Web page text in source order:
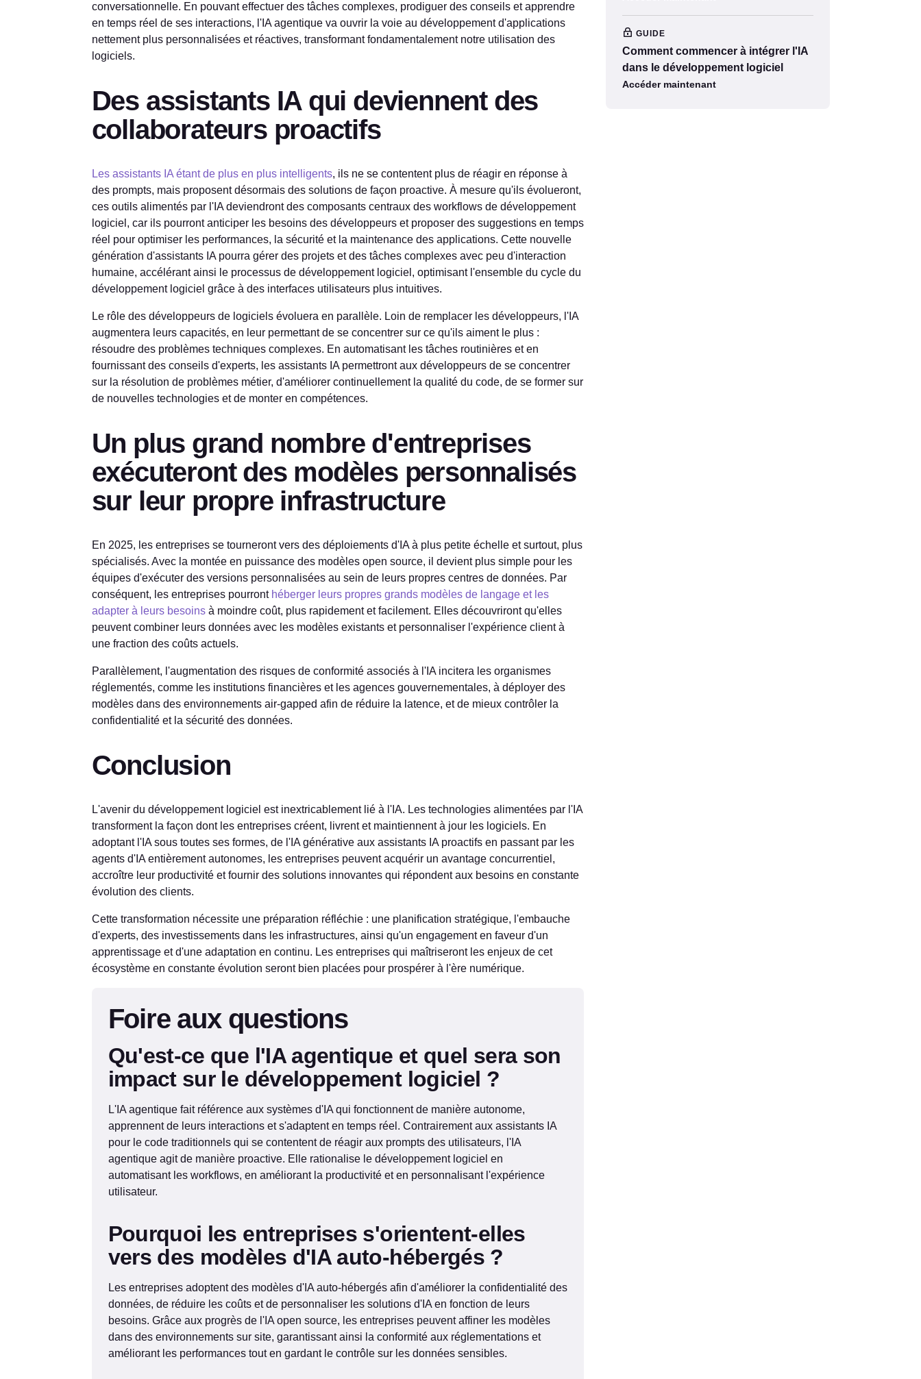
conversationnelle. En pouvant effectuer des tâches complexes, prodiguer des conseils et apprendre
en temps réel de ses interactions, l'IA agentique va ouvrir la voie au développement d'applications
nettement plus personnalisées et réactives, transformant fondamentalement notre utilisation des
logiciels.
Des assistants IA qui deviennent des
collaborateurs proactifs
Les assistants IA étant de plus en plus intelligents, ils ne se contentent plus de réagir en réponse à
des prompts, mais proposent désormais des solutions de façon proactive. À mesure qu'ils évolueront,
ces outils alimentés par l'IA deviendront des composants centraux des workflows de développement
logiciel, car ils pourront anticiper les besoins des développeurs et proposer des suggestions en temps
réel pour optimiser les performances, la sécurité et la maintenance des applications. Cette nouvelle
génération d'assistants IA pourra gérer des projets et des tâches complexes avec peu d'interaction
humaine, accélérant ainsi le processus de développement logiciel, optimisant l'ensemble du cycle du
développement logiciel grâce à des interfaces utilisateurs plus intuitives.
Le rôle des développeurs de logiciels évoluera en parallèle. Loin de remplacer les développeurs, l'IA
augmentera leurs capacités, en leur permettant de se concentrer sur ce qu'ils aiment le plus :
résoudre des problèmes techniques complexes. En automatisant les tâches routinières et en
fournissant des conseils d'experts, les assistants IA permettront aux développeurs de se concentrer
sur la résolution de problèmes métier, d'améliorer continuellement la qualité du code, de se former sur
de nouvelles technologies et de monter en compétences.
Un plus grand nombre d'entreprises
exécuteront des modèles personnalisés
sur leur propre infrastructure
En 2025, les entreprises se tourneront vers des déploiements d'IA à plus petite échelle et surtout, plus
spécialisés. Avec la montée en puissance des modèles open source, il devient plus simple pour les
équipes d'exécuter des versions personnalisées au sein de leurs propres centres de données. Par
conséquent, les entreprises pourront héberger leurs propres grands modèles de langage et les
adapter à leurs besoinsà moindre coût, plus rapidement et facilement. Elles découvriront qu'elles
peuvent combiner leurs données avec les modèles existants et personnaliser l'expérience client à
une fraction des coûts actuels.
Parallèlement, l'augmentation des risques de conformité associés à l'IA incitera les organismes
réglementés, comme les institutions financières et les agences gouvernementales, à déployer des
modèles dans des environnements air-gapped afin de réduire la latence, et de mieux contrôler la
confidentialité et la sécurité des données.
Conclusion
L'avenir du développement logiciel est inextricablement lié à l'IA. Les technologies alimentées par l'IA
transforment la façon dont les entreprises créent, livrent et maintiennent à jour les logiciels. En
adoptant l'IA sous toutes ses formes, de l'IA générative aux assistants IA proactifs en passant par les
agents d'IA entièrement autonomes, les entreprises peuvent acquérir un avantage concurrentiel,
accroître leur productivité et fournir des solutions innovantes qui répondent aux besoins en constante
évolution des clients.
Cette transformation nécessite une préparation réfléchie : une planification stratégique, l'embauche
d'experts, des investissements dans les infrastructures, ainsi qu'un engagement en faveur d'un
apprentissage et d'une adaptation en continu. Les entreprises qui maîtriseront les enjeux de cet
écosystème en constante évolution seront bien placées pour prospérer à l'ère numérique.
Foire aux questions
Qu'est-ce que l'IA agentique et quel sera son
impact sur le développement logiciel ?
L'IA agentique fait référence aux systèmes d'IA qui fonctionnent de manière autonome,
apprennent de leurs interactions et s'adaptent en temps réel. Contrairement aux assistants IA
pour le code traditionnels qui se contentent de réagir aux prompts des utilisateurs, l'IA
agentique agit de manière proactive. Elle rationalise le développement logiciel en
automatisant les workflows, en améliorant la productivité et en personnalisant l'expérience
utilisateur.
Pourquoi les entreprises s'orientent-elles
vers des modèles d'IA auto-hébergés ?
Les entreprises adoptent des modèles d'IA auto-hébergés afin d'améliorer la confidentialité des
données, de réduire les coûts et de personnaliser les solutions d'IA en fonction de leurs
besoins. Grâce aux progrès de l'IA open source, les entreprises peuvent affiner les modèles
dans des environnements sur site, garantissant ainsi la conformité aux réglementations et
améliorant les performances tout en gardant le contrôle sur les données sensibles.
GUIDE
Comment commencer à intégrer l'IA
dans le développement logiciel
Accéder maintenant